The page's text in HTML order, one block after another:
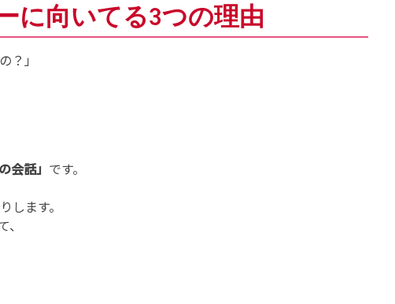
に向いてる3つの理由
？」
会話」 です。
します。